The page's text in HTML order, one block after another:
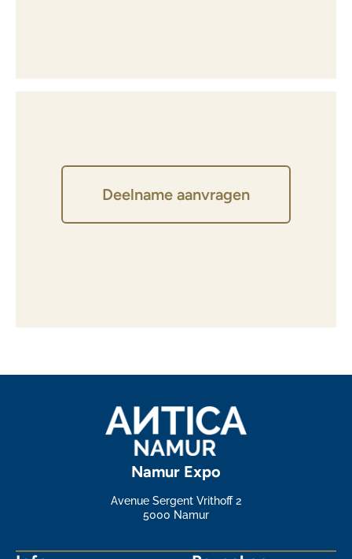
Deelname aanvragen
Namur Expo
Avenue Sergent Vrithoff 2
5000 Namur